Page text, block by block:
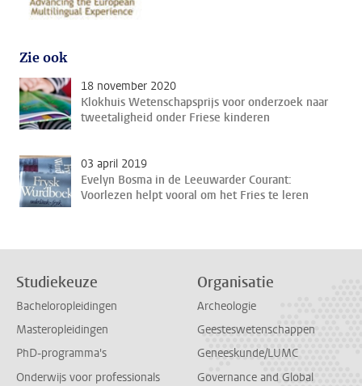
Zie ook
18 november 2020
Klokhuis Wetenschapsprijs voor onderzoek naar
tweetaligheid onder Friese kinderen
03 april 2019
Evelyn Bosma in de Leeuwarder Courant:
Voorlezen helpt vooral om het Fries te leren
Studiekeuze
Bacheloropleidingen
Masteropleidingen
PhD-programma's
Onderwijs voor professionals
Organisatie
Archeologie
Geesteswetenschappen
Geneeskunde/LUMC
Governance and Global